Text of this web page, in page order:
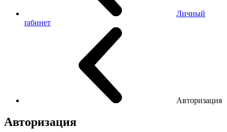
Личный
rабинет
Авторизация
Авторизация